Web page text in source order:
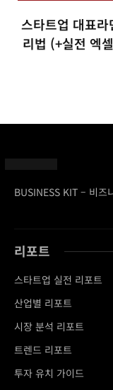
스타트업 대표
리법 (+실전 엑
BUSINESS KIT – 비즈
리포트
스타트업 실전 리포트
산업별 리포트
시장 분석 리포트
트렌드 리포트
투자 유치 가이드